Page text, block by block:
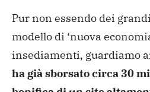
Pur non essendo dei
modello di ‘nuova
insediamenti, guardiamo
ha già sborsato circa 30